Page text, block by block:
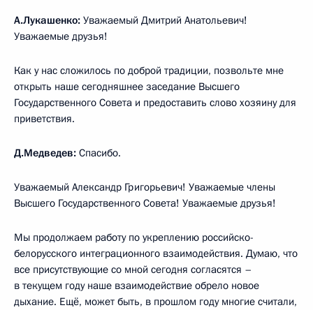
А.Лукашенко: Уважаемый Дмитрий Анатольевич!
Уважаемые друзья!
Как у нас сложилось по доброй традиции, позвольте мне
открыть наше сегодняшнее заседание Высшего
Государственного Совета и предоставить слово хозяину для
приветствия.
Д.Медведев: Спасибо.
Уважаемый Александр Григорьевич! Уважаемые члены
Высшего Государственного Совета! Уважаемые друзья!
Мы продолжаем работу по укреплению российско-
белорусского интеграционного взаимодействия. Думаю, что
все присутствующие со мной сегодня согласятся –
в текущем году наше взаимодействие обрело новое
дыхание. Ещё, может быть, в прошлом году многие считали,